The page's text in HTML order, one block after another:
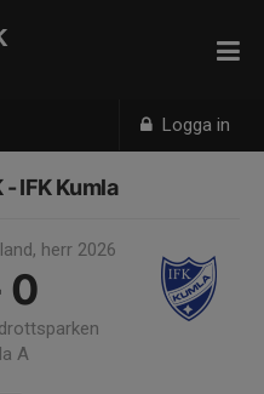
Logga in
- IFK Kumla
herr 2026
0
A